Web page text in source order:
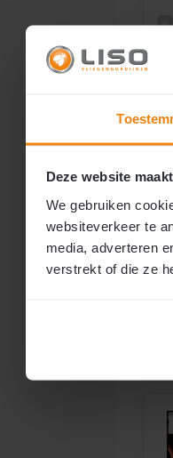
Deze website
We gebruiken
websiteverkeer te
media, adverteren
verstrekt of die ze